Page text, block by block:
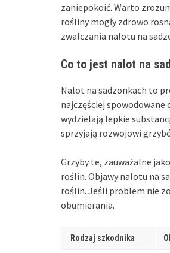
zaniepokoić. Warto
rośliny mogły zdrowo
zwalczania nalotu na
Co to jest nalot na
Nalot na sadzonkach to
najczęściej
wydzielają lepkie
sprzyjają rozwojowi
Grzyby te, zauważalne
roślin. Objawy nalotu na
roślin. Jeśli problem nie
obumierania.
Rodzaj szkodnika